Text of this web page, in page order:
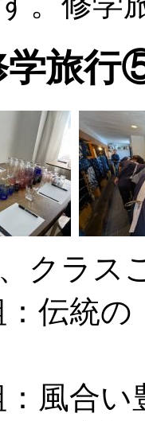
学旅行
クラス
伝統の
風合い